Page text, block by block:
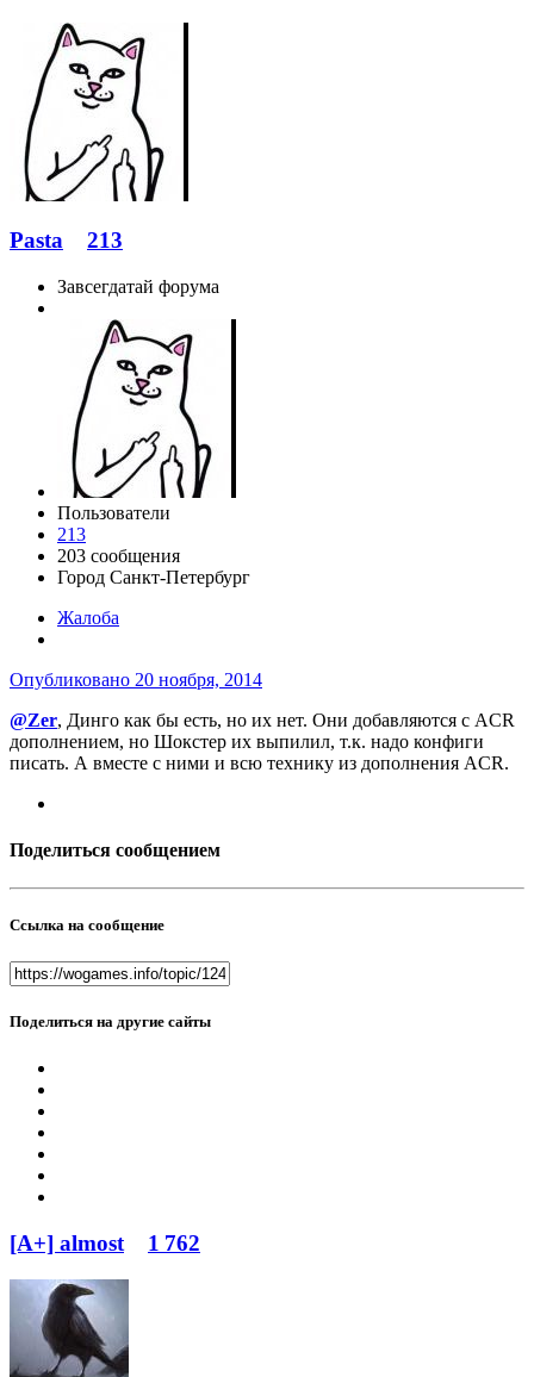
Pasta 213
Завсегдатай форума
Пользователи
213
203 сообщения
Город Санкт-Петербург
Жалоба
Опубликовано 20 ноября, 2014
@Zer, Динго как бы есть, но их нет. Они добавляются с ACR
дополнением, но Шокстер их выпилил, т.к. надо конфиги
писать. А вместе с ними и всю технику из дополнения ACR.
Поделиться сообщением
Ссылка на сообщение
Поделиться на другие сайты
[A+] almost 1 762